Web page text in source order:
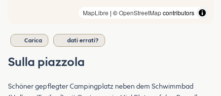
MapLibre | ©OpenStreetMapcontributors
Carica dati errati?
Sulla piazzola
Schöner gepflegter Campingplatz neben dem Schwimmbad